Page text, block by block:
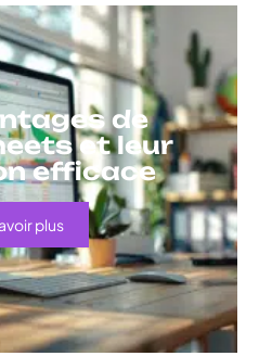
de
et leur
efficace
plus